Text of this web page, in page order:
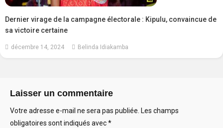
Dernier virage de la campagne électorale : Kipulu, convaincue de
sa victoire certaine
décembre 14, 2024 Belinda Idiakamba
Laisser un commentaire
Votre adresse e-mail ne sera pas publiée. Les champs
obligatoires sont indiqués avec*